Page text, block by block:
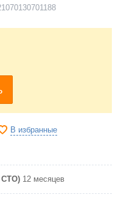
В избранные
СТО) 12 месяцев